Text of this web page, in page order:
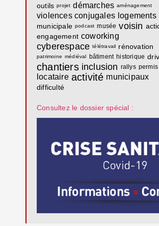
outils projet démarches aménagement
violences conjugales logements
municipale podcast musée voisin
engagement coworking
cyberespace télétravail rénovation
patrimoine médiéval bâtiment historique
chantiers inclusion rallys permis
locataire activité municipaux
difficulté
Consultez le dossier spécial :